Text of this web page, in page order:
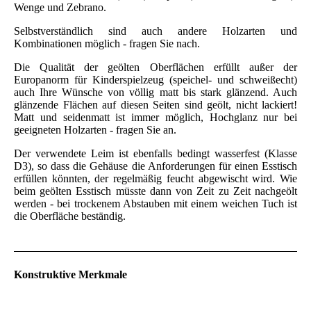
Wenge und Zebrano.
Selbstverständlich sind auch andere Holzarten und
Kombinationen möglich - fragen Sie nach.
Die Qualität der geölten Oberflächen erfüllt außer der
Europanorm für Kinderspielzeug (speichel- und schweißecht)
auch Ihre Wünsche von völlig matt bis stark glänzend. Auch
glänzende Flächen auf diesen Seiten sind geölt, nicht lackiert!
Matt und seidenmatt ist immer möglich, Hochglanz nur bei
geeigneten Holzarten - fragen Sie an.
Der verwendete Leim ist ebenfalls bedingt wasserfest (Klasse
D3), so dass die Gehäuse die Anforderungen für einen Esstisch
erfüllen könnten, der regelmäßig feucht abgewischt wird. Wie
beim geölten Esstisch müsste dann von Zeit zu Zeit nachgeölt
werden - bei trockenem Abstauben mit einem weichen Tuch ist
die Oberfläche beständig.
Konstruktive Merkmale